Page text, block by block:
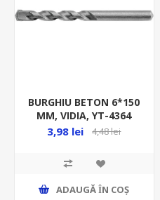
BURGHIU BETON 6*150
MM, VIDIA, YT-4364
3,98 lei 4,48 lei
ADAUGĂ ȊN COŞ